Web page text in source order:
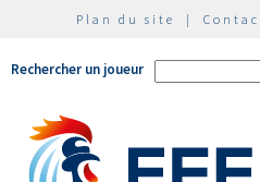
Plan du site |
Rechercher un joueur